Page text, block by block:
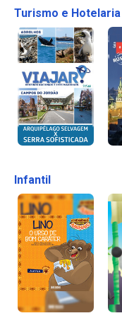
Turismo e Hotelaria
Infantil